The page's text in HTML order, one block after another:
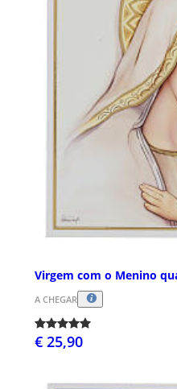
Virgem com o Menino
A CHEGAR
€ 25,90